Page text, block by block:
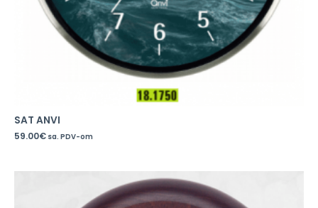
SAT ANVI
59.00€ sa. PDV-om